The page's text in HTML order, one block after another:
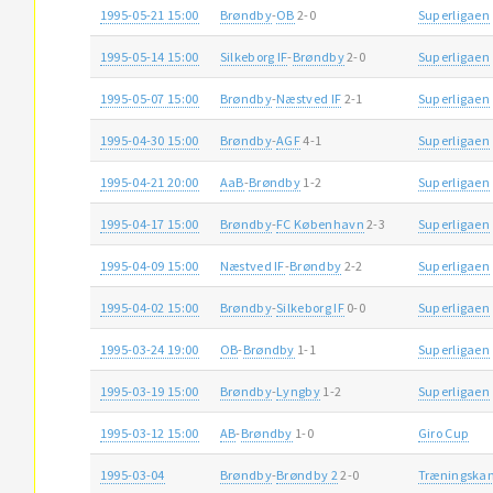
1995-05-21 15:00 Brøndby-OB 2-0 Superligaen
1995-05-14 15:00 Silkeborg IF-Brøndby2-0 Superligaen
1995-05-07 15:00 Brøndby-Næstved IF 2-1 Superligaen
1995-04-30 15:00 Brøndby-AGF4-1 Superligaen
1995-04-21 20:00 AaB-Brøndby 1-2 Superligaen
1995-04-17 15:00 Brøndby-FC København 2-3 Superligaen
1995-04-09 15:00 Næstved IF-Brøndby 2-2 Superligaen
1995-04-02 15:00 Brøndby-Silkeborg IF0-0 Superligaen
1995-03-24 19:00 OB-Brøndby 1-1 Superligaen
1995-03-19 15:00 Brøndby-Lyngby 1-2 Superligaen
1995-03-12 15:00 AB-Brøndby 1-0 Giro Cup
1995-03-04 Brøndby-Brøndby 22-0